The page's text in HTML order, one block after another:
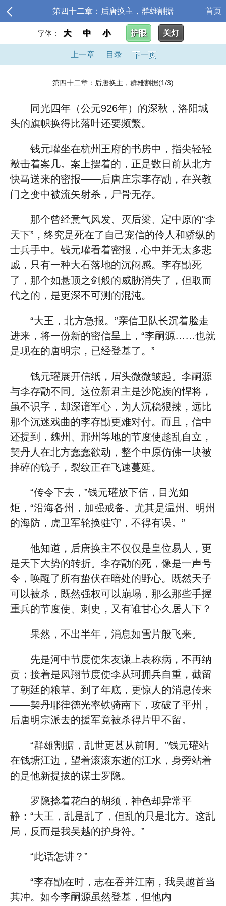
第四十二章：后唐换主，群雄割据 首页
字体： 大 中 小 护眼 关灯
上一章 目录 下一页
第四十二章：后唐换主，群雄割据(1/3)
同光四年（公元926年）的深秋，洛阳城
头的旗帜换得比落叶还要频繁。
钱元瓘坐在杭州王府的书房中，指尖轻轻
敲击着案几。案上摆着的，正是数日前从北方
快马送来的密报——后唐庄宗李存勖，在兴教
门之变中被流矢射杀，尸骨无存。
那个曾经意气风发、灭后梁、定中原的“李
天下”，终究是死在了自己宠信的伶人和骄纵的
士兵手中。钱元瓘看着密报，心中并无太多悲
戚，只有一种大石落地的沉闷感。李存勖死
了，那个如悬顶之剑般的威胁消失了，但取而
代之的，是更深不可测的混沌。
“大王，北方急报。”亲信卫队长沉着脸走
进来，将一份新的密信呈上，“李嗣源……也就
是现在的唐明宗，已经登基了。”
钱元瓘展开信纸，眉头微微皱起。李嗣源
与李存勖不同。这位新君主是沙陀族的悍将，
虽不识字，却深谙军心，为人沉稳狠辣，远比
那个沉迷戏曲的李存勖更难对付。而且，信中
还提到，魏州、邢州等地的节度使趁乱自立，
契丹人在北方蠢蠢欲动，整个中原仿佛一块被
摔碎的镜子，裂纹正在飞速蔓延。
“传令下去，”钱元瓘放下信，目光如
炬，“沿海各州，加强戒备。尤其是温州、明州
的海防，虎卫军轮换驻守，不得有误。”
他知道，后唐换主不仅仅是皇位易人，更
是天下大势的转折。李存勖的死，像是一声号
令，唤醒了所有蛰伏在暗处的野心。既然天子
可以被杀，既然强权可以崩塌，那么那些手握
重兵的节度使、刺史，又有谁甘心久居人下？
果然，不出半年，消息如雪片般飞来。
先是河中节度使朱友谦上表称病，不再纳
贡；接着是凤翔节度使李从珂拥兵自重，截留
了朝廷的粮草。到了年底，更惊人的消息传来
——契丹耶律德光率铁骑南下，攻破了平州，
后唐明宗派去的援军竟被杀得片甲不留。
“群雄割据，乱世更甚从前啊。”钱元瓘站
在钱塘江边，望着滚滚东逝的江水，身旁站着
的是他新提拔的谋士罗隐。
罗隐捻着花白的胡须，神色却异常平
静：“大王，乱是乱了，但乱的只是北方。这乱
局，反而是我吴越的护身符。”
“此话怎讲？”
“李存勖在时，志在吞并江南，我吴越首当
其冲。如今李嗣源虽然登基，但他内